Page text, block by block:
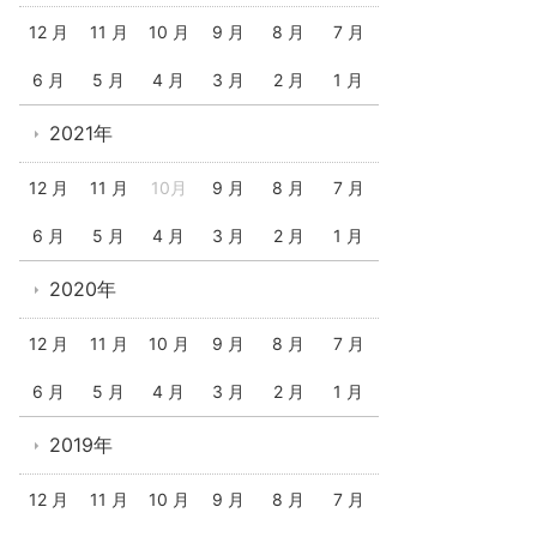
12 月 11 月 10 月 9 月 8 月 7 月
6 月 5 月 4 月 3 月 2 月 1 月
2021年
12 月 11 月 10月 9 月 8 月 7 月
6 月 5 月 4 月 3 月 2 月 1 月
2020年
12 月 11 月 10 月 9 月 8 月 7 月
6 月 5 月 4 月 3 月 2 月 1 月
2019年
12 月 11 月 10 月 9 月 8 月 7 月